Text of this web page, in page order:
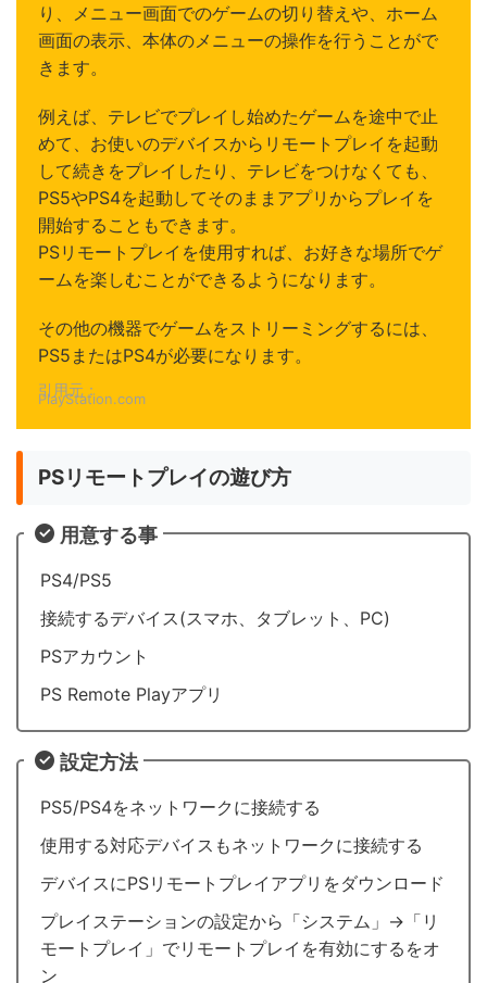
り、メニュー画面でのゲームの切り替えや、ホーム
画面の表示、本体のメニューの操作を行うことがで
きます。
例えば、テレビでプレイし始めたゲームを途中で止
めて、お使いのデバイスからリモートプレイを起動
して続きをプレイしたり、テレビをつけなくても、
PS5やPS4を起動してそのままアプリからプレイを
開始することもできます。
PSリモートプレイを使用すれば、お好きな場所でゲ
ームを楽しむことができるようになります。
その他の機器でゲームをストリーミングするには、
PS5またはPS4が必要になります。
引用元：
PlayStation.com
PSリモートプレイの遊び方
用意する事
PS4/PS5
接続するデバイス(スマホ、タブレット、PC)
PSアカウント
PS Remote Playアプリ
設定方法
PS5/PS4をネットワークに接続する
使用する対応デバイスもネットワークに接続する
デバイスにPSリモートプレイアプリをダウンロード
プレイステーションの設定から「システム」→「リ
モートプレイ」でリモートプレイを有効にするをオ
ン